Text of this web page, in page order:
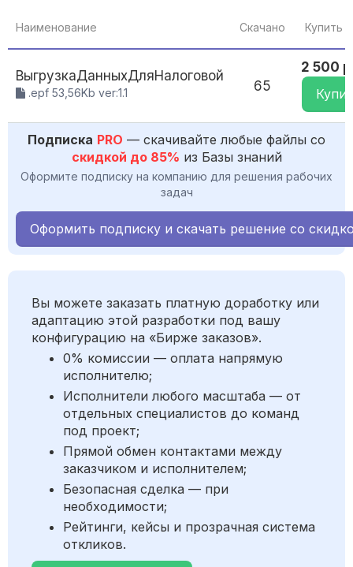
Наименование Скачано Купить
ВыгрузкаДанныхДляНалоговой
.epf 53,56Kb ver:1.1 65
2 500
Подписка PRO — скачивайте любые файлы со
скидкой до 85% из Базы знаний
Оформите подписку на компанию для решения рабочих
задач
Оформить подписку и скачать решение со
Вы можете заказать платную доработку или
адаптацию этой разработки под вашу
конфигурацию на «Бирже заказов».
0% комиссии — оплата напрямую
исполнителю;
Исполнители любого масштаба — от
отдельных специалистов до команд
под проект;
Прямой обмен контактами между
заказчиком и исполнителем;
Безопасная сделка — при
необходимости;
Рейтинги, кейсы и прозрачная система
откликов.